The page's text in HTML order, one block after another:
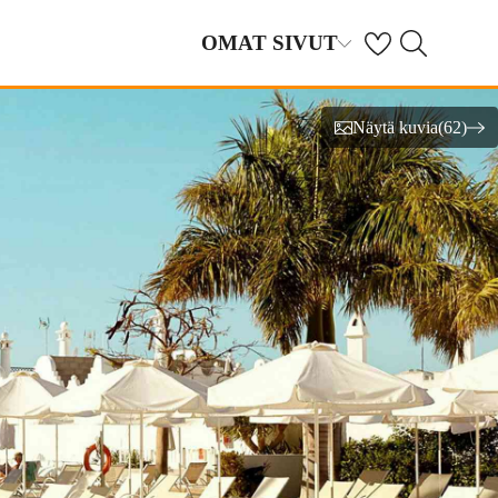
OMAT SIVUT OmatHaku
Näytä kuvia(62)